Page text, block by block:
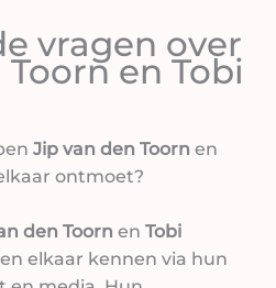
vragen over
en Tobi
Jip van den Toorn en
ontmoet?
den Toorn en Tobi
elkaar kennen via hun